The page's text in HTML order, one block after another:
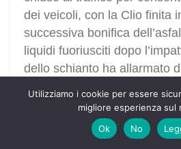
dei veicoli, con la Clio finita
successiva bonifica
liquidi fuoriusciti dopo
dello schianto ha allarmato
COS -
Utilizziamo i cookie per essere
migliore esperienza sul
Ok
No